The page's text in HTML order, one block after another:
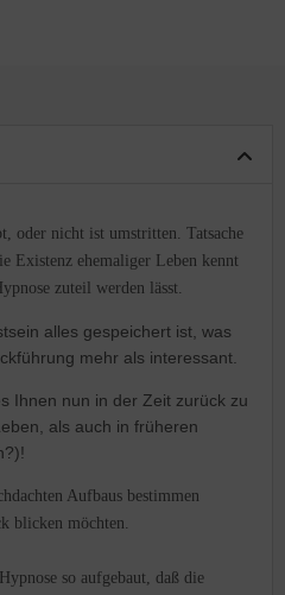
oder nicht ist umstritten. Tatsache
Existenz ehemaliger Leben kennt
zuteil werden lässt.
alles gespeichert ist, was
mehr als interessant.
Ihnen nun in der Zeit zurück zu
als auch in früheren
Aufbaus bestimmen
blicken möchten.
so aufgebaut, daß die